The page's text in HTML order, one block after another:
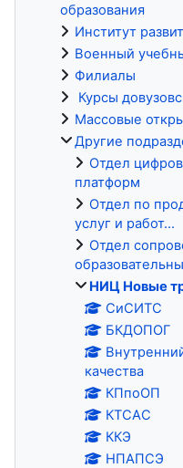
образования
Институт
Военный
Филиалы
Курсы
Массовые
Другие
Отдел
платформ
Отдел по
услуг и работ...
Отдел
НИЦ Новые
СиСИТС
БКДОПОГ
качества
КПпоОП
КТСАС
ККЭ
НПАПСЭ